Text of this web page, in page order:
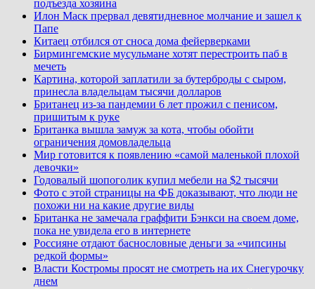
подъезда хозяина
Илон Маск прервал девятидневное молчание и зашел к
Папе
Китаец отбился от сноса дома фейерверками
Бирмингемские мусульмане хотят перестроить паб в
мечеть
Картина, которой заплатили за бутерброды с сыром,
принесла владельцам тысячи долларов
Британец из-за пандемии 6 лет прожил с пенисом,
пришитым к руке
Британка вышла замуж за кота, чтобы обойти
ограничения домовладельца
Мир готовится к появлению «самой маленькой плохой
девочки»
Годовалый шопоголик купил мебели на $2 тысячи
Фото с этой страницы на ФБ доказывают, что люди не
похожи ни на какие другие виды
Британка не замечала граффити Бэнкси на своем доме,
пока не увидела его в интернете
Россияне отдают баснословные деньги за «чипсины
редкой формы»
Власти Костромы просят не смотреть на их Снегурочку
днем